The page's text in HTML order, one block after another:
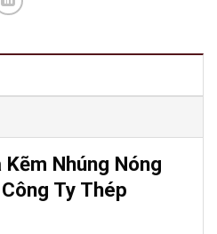
Nhúng Nóng
Ty Thép